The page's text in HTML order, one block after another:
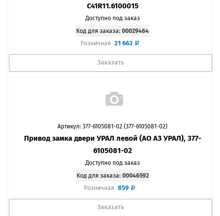
C41R11.6100015
Доступно под заказ
Код для заказа: 00029464
Розничная 21 663
Заказать
Артикул: 377-6105081-02 (377-6105081-02)
Привод замка двери УРАЛ левой (АО АЗ УРАЛ), 377-
6105081-02
Доступно под заказ
Код для заказа: 00046592
Розничная 859
Заказать